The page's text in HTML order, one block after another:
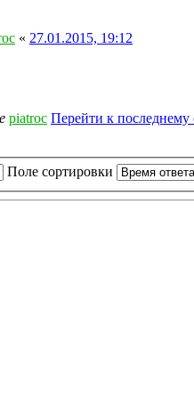
« 27.01.2015, 19:12
piatroc Перейти к
Поле сортировки